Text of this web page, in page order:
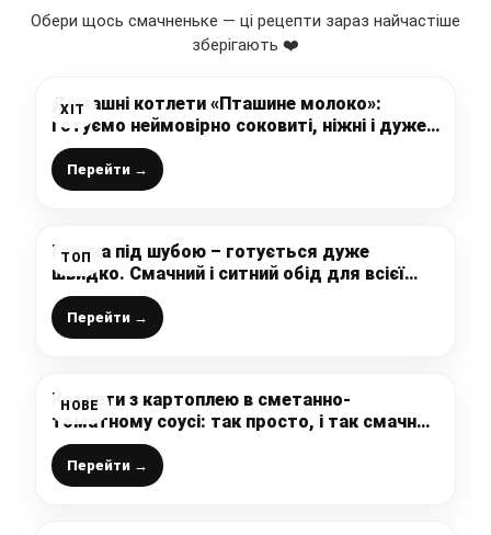
Обери щось смачненьке — ці рецепти зараз найчастіше
зберігають ❤️
ХІТ
Домашні котлети «Пташине молоко»:
готуємо неймовірно соковиті, ніжні і дуже
смачні котлетки, які сподобаються всім
Перейти →
ТОП
Гречка під шубою – готується дуже
швидко. Смачний і ситний обід для всієї
родини
Перейти →
НОВЕ
Котлети з картоплею в сметанно-
томатному соусі: так просто, і так смачно,
ділюсь класним рецептом
Перейти →